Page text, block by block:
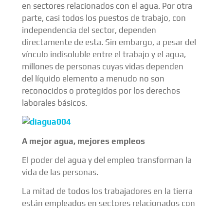
en sectores relacionados con el agua. Por otra
parte, casi todos los puestos de trabajo, con
independencia del sector, dependen
directamente de esta. Sin embargo, a pesar del
vínculo indisoluble entre el trabajo y el agua,
millones de personas cuyas vidas dependen
del líquido elemento a menudo no son
reconocidos o protegidos por los derechos
laborales básicos.
A mejor agua, mejores empleos
El poder del agua y del empleo transforman la
vida de las personas.
La mitad de todos los trabajadores en la tierra
están empleados en sectores relacionados con